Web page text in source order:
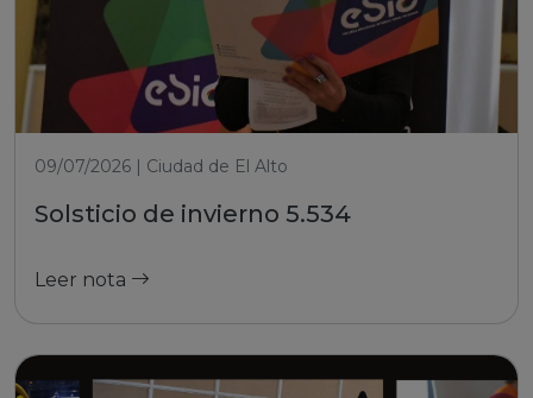
09/07/2026 | Ciudad de El Alto
Solsticio de invierno 5.534
Leer nota